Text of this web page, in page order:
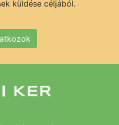
küldése céljából.